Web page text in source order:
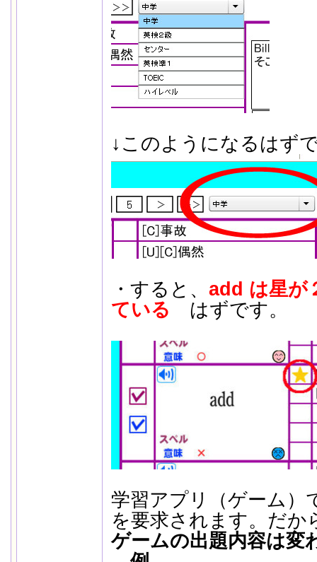
↓このようになるはず
・すると、 add は星が
ている はずです。
学習アプリ（ゲーム
を要求されます。だか
ゲームの出題内容は変